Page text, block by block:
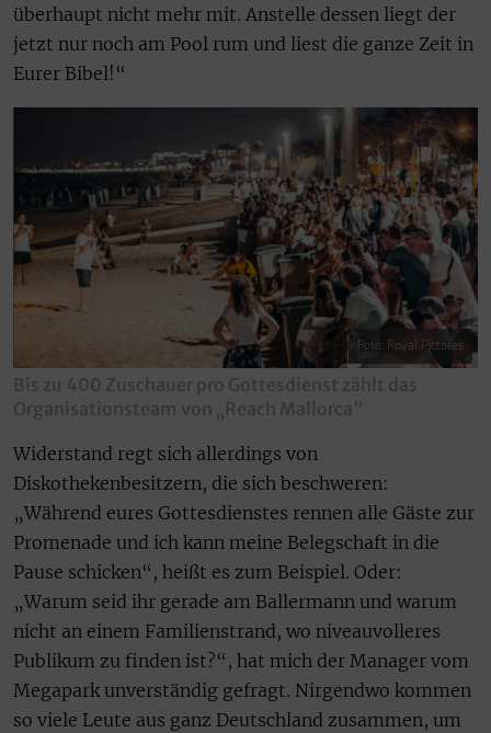
überhaupt nicht mehr mit. Anstelle dessen liegt der
jetzt nur noch am Pool rum und liest die ganze Zeit in
Eurer Bibel!“
Foto: Royal Pictures
Bis zu 400 Zuschauer pro Gottesdienst zählt das
Organisationsteam von „Reach Mallorca“
Widerstand regt sich allerdings von
Diskothekenbesitzern, die sich beschweren:
„Während eures Gottesdienstes rennen alle Gäste zur
Promenade und ich kann meine Belegschaft in die
Pause schicken“, heißt es zum Beispiel. Oder:
„Warum seid ihr gerade am Ballermann und warum
nicht an einem Familienstrand, wo niveauvolleres
Publikum zu finden ist?“, hat mich der Manager vom
Megapark unverständig gefragt. Nirgendwo kommen
so viele Leute aus ganz Deutschland zusammen, um